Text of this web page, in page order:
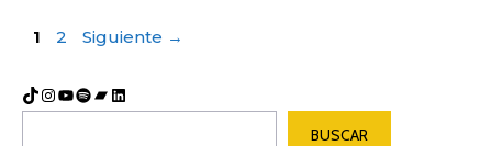
Post
Página
1 Página
2 Siguiente →
TikTok
Instagram
YouTube
Spotify
Bandcamp
LinkedIn
BUSCAR